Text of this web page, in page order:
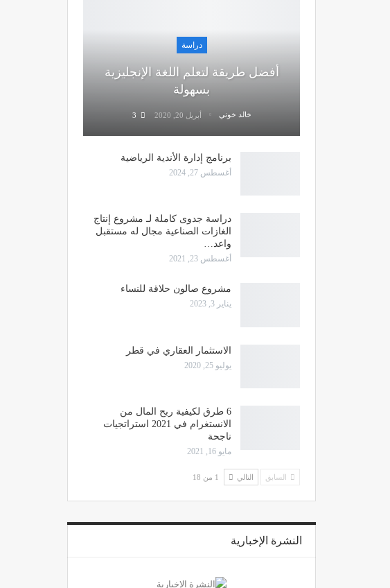
دراسة
أفضل طريقة لتعلم اللغة الإنجليزية
بسهولة
خالد خوني أبريل 20, 2020
برنامج إدارة الأندية الرياضية
أغسطس 27, 2024
دراسة جدوى كاملة لـ مشروع إنتاج
الغازات الصناعية مجال له مستقبل
واعد…
أغسطس 23, 2021
مشروع صالون حلاقة للنساء
يناير 3, 2023
الاستثمار العقاري في قطر
يوليو 25, 2020
6 طرق لكيفية ربح المال من
الانستغرام في 2021 استراتجيات
ناجحة
مايو 16, 2021
السابق التالي 1 من 18
النشرة الإخبارية